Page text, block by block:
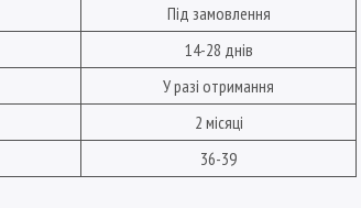
Під замовлення
14-28 днів
У разі отримання
2 місяці
36-39